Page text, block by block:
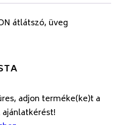
átlátszó, üveg
adjon terméke(ke)t a